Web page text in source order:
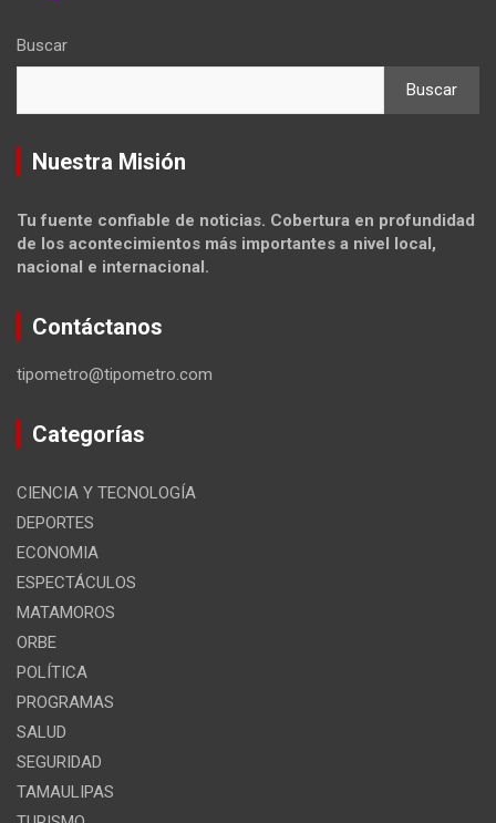
Buscar
Buscar
Nuestra Misión
Tu fuente confiable de noticias. Cobertura en profundidad
de los acontecimientos más importantes a nivel local,
nacional e internacional.
Contáctanos
tipometro@tipometro.com
Categorías
CIENCIA Y TECNOLOGÍA
DEPORTES
ECONOMIA
ESPECTÁCULOS
MATAMOROS
ORBE
POLÍTICA
PROGRAMAS
SALUD
SEGURIDAD
TAMAULIPAS